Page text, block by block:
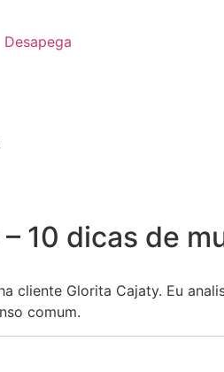
Desapega
10 dicas de
cliente Glorita Cajaty. Eu
comum.